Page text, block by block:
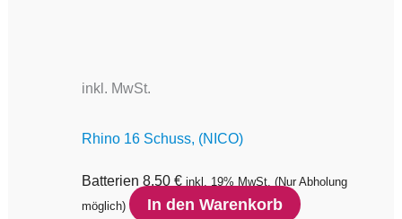
inkl. MwSt.
Rhino 16 Schuss, (NICO)
Batterien 8,50 € inkl. 19% MwSt. (Nur Abholung
möglich)
In den Warenkorb